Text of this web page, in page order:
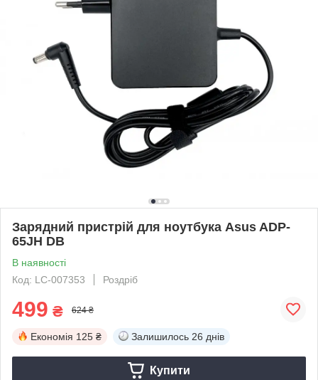
Зарядний пристрій для ноутбука Asus ADP-
65JH DB
В наявності
Код: LC-007353
Роздріб
499 ₴ 624 ₴
Економія 125 ₴ Залишилось 26 днів
Купити